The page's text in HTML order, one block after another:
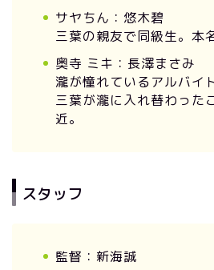
サヤちん：悠木碧
三葉の親友で同級生。本
奥寺 ミキ：長澤まさみ
瀧が憧れているアルバイ
三葉が瀧に入れ替わった
近。
スタッフ
監督：新海誠